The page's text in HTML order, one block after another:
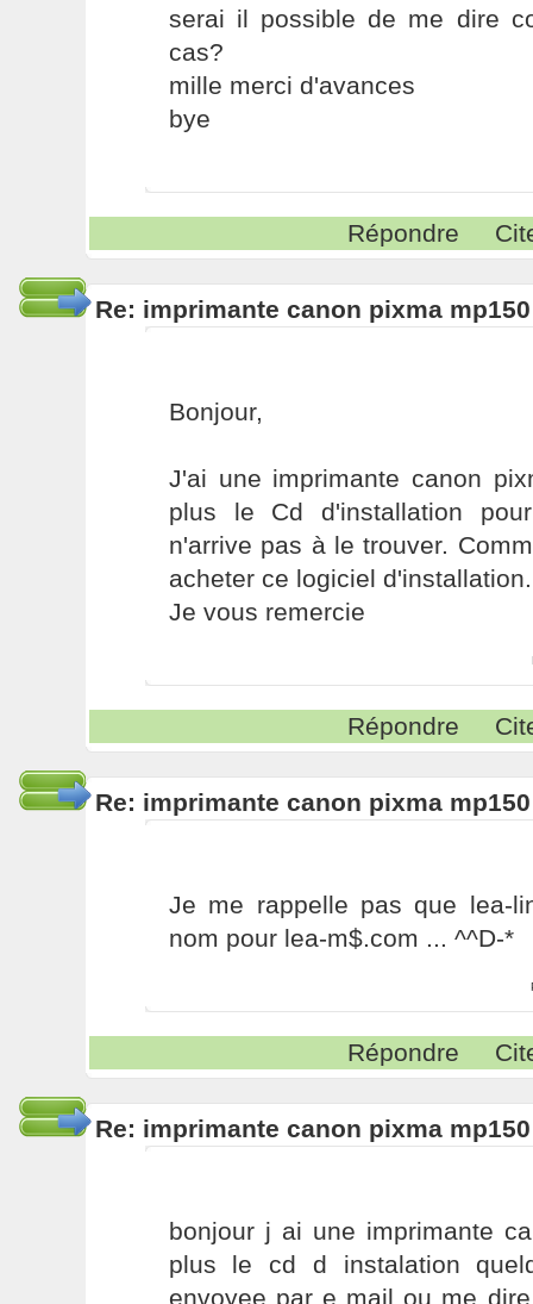
serai il possible de me dire
cas?
mille merci d'avances
bye
Répondre
Re: imprimante canon pixma mp150
Bonjour,
J'ai une imprimante canon
plus le Cd d'installation
n'arrive pas à le trouver.
acheter ce logiciel d'installation.
Je vous remercie
Répondre
Re: imprimante canon pixma mp150
Je me rappelle pas que lea-
nom pour lea-m$.com ... ^^D-*
Répondre
Re: imprimante canon pixma mp150
bonjour j ai une imprimante
plus le cd d instalation
envoyee par e mail ou me